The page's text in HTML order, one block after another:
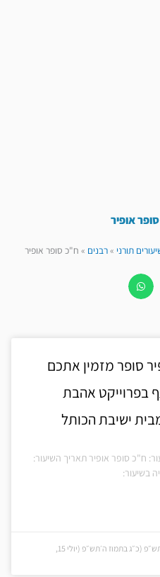
אופיר
תורני »רבנים » ח"כ סופר אופיר
סופר מזמין אתכם
בפרוייקט אהבת
ישיבת הכותל
ח"כ סופר אופיר תאריך השיעור:
בשיעור:
כ״ג בתמוז ה׳תש״פ (כ״ג בתמוז ה׳תש״פ (יולי 15,